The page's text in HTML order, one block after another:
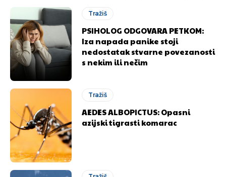
Tražiš
PSIHOLOG ODGOVARA PETKOM:
Iza napada panike stoji
nedostatak stvarne povezanosti
s nekim ili nečim
Tražiš
AEDES ALBOPICTUS: Opasni
azijski tigrasti komarac